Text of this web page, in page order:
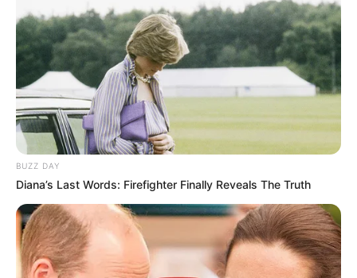
Menggunakan Toples
Banyak sekali jenis batu yang bisa digunakan untuk mendekorasi
ruangan. Kamu bisa memilih desain dinding batu yang sesuai
dengan keinginan dan kecocokan di rumah.
TAGS DESAIN DINDING BATU
BUZZ DAY
Diana’s Last Words: Firefighter Finally Reveals The Truth